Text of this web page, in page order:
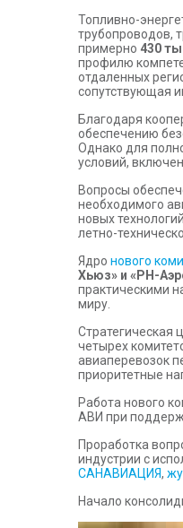
Топливно-
трубопроводов,
примерно 430
профилю
отдаленных
сопутствующая
Благодаря
обеспечению
Однако для
условий,
Вопросы
необходимого
новых
летно-
Ядро нового
Хьюз» и «РН-
практическими
миру.
Стратегическая
четырех
авиаперевозок
приоритетные
Работа нового
АВИ при
Проработка
индустрии с
САНАВИАЦИЯ,
Начало